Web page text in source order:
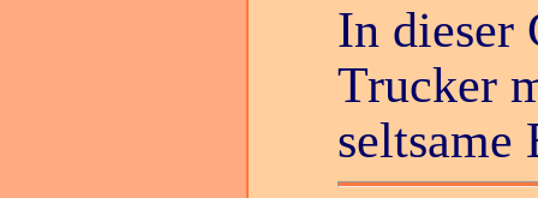
In dieser
Trucker
seltsame